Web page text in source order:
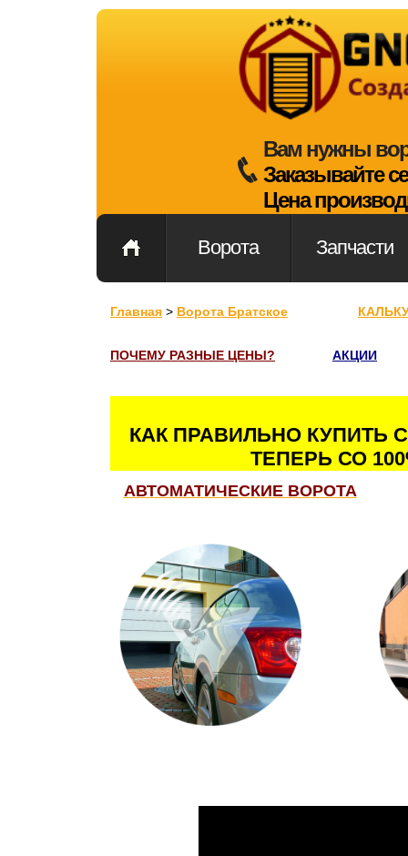
Вам нужны
Заказывайте
Цена
Ворота Запчасти
Главная > Ворота Братское
ПОЧЕМУ РАЗНЫЕ ЦЕНЫ? АКЦИИ
КАК ПРАВИЛЬНО КУПИТЬ
ТЕПЕРЬ СО
АВТОМАТИЧЕСКИЕ ВОРОТА